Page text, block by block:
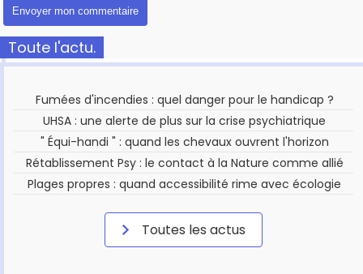
Toute l'actu.
Fumées d'incendies : quel danger pour le handicap ?
UHSA : une alerte de plus sur la crise psychiatrique
" Équi-handi " : quand les chevaux ouvrent l'horizon
Rétablissement Psy : le contact à la Nature comme allié
Plages propres : quand accessibilité rime avec écologie
Toutes les actus